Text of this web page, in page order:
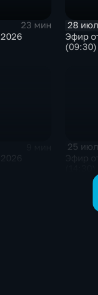
23 мин
28
Эфир
(09:30)
25